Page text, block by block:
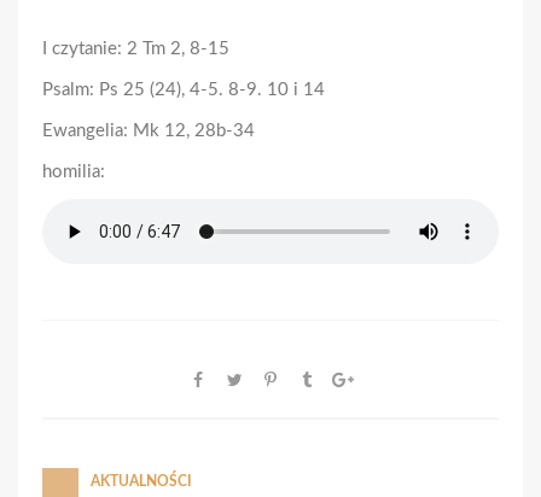
I czytanie: 2 Tm 2, 8-15
Psalm: Ps 25 (24), 4-5. 8-9. 10 i 14
Ewangelia: Mk 12, 28b-34
homilia:
AKTUALNOŚCI